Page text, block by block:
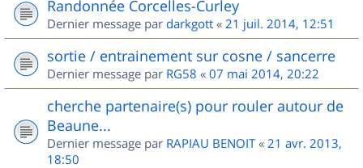
Randonnée Corcelles-Curley
Dernier message par darkgott « 21 juil. 2014, 12:51
sortie / entrainement sur cosne / sancerre
Dernier message par RG58 « 07 mai 2014, 20:22
cherche partenaire(s) pour rouler autour de
Beaune...
Dernier message par RAPIAU BENOIT« 21 avr. 2013,
18:50